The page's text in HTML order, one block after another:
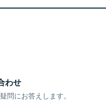
わせ
問にお答えします。